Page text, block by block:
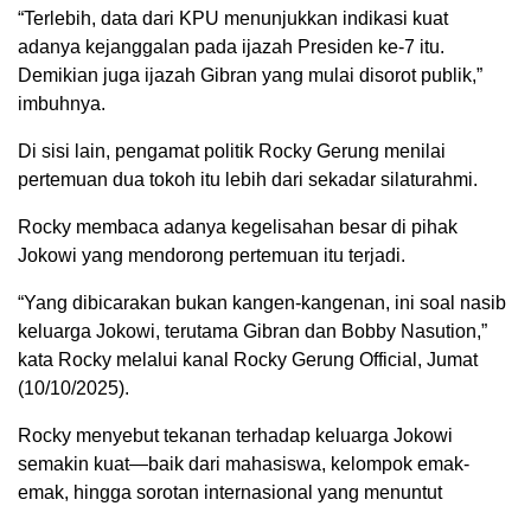
“Terlebih, data dari KPU menunjukkan indikasi kuat
adanya kejanggalan pada ijazah Presiden ke-7 itu.
Demikian juga ijazah Gibran yang mulai disorot publik,”
imbuhnya.
Di sisi lain, pengamat politik Rocky Gerung menilai
pertemuan dua tokoh itu lebih dari sekadar silaturahmi.
Rocky membaca adanya kegelisahan besar di pihak
Jokowi yang mendorong pertemuan itu terjadi.
“Yang dibicarakan bukan kangen-kangenan, ini soal nasib
keluarga Jokowi, terutama Gibran dan Bobby Nasution,”
kata Rocky melalui kanal Rocky Gerung Official, Jumat
(10/10/2025).
Rocky menyebut tekanan terhadap keluarga Jokowi
semakin kuat—baik dari mahasiswa, kelompok emak-
emak, hingga sorotan internasional yang menuntut